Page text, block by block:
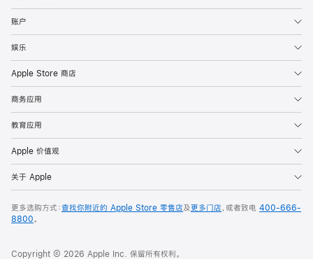
账户
娱乐
Apple Store 商店
商务应用
教育应用
Apple 价值观
关于 Apple
更多选购方式：查找你附近的 Apple Store 零售店及更多门店，或者致电 400-666-
8800。
Copyright © 2026 Apple Inc. 保留所有权利。